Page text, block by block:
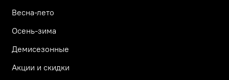
Весна-лето
Осень-зима
Демисезонные
Акции и скидки